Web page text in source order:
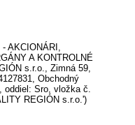
AKCIONÁRI,
A KONTROLNÉ
s.r.o., Zimná 59,
Obchodný
oddiel: Sro, vložka č.
REGIÓN s.r.o.')